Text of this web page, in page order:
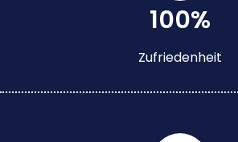
100%
Zufriedenheit